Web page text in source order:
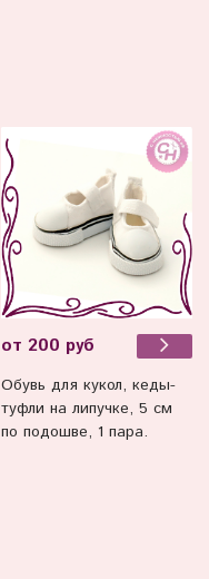
от 200 руб
Обувь для кукол, кеды-
туфли на липучке, 5 см
по подошве, 1 пара.